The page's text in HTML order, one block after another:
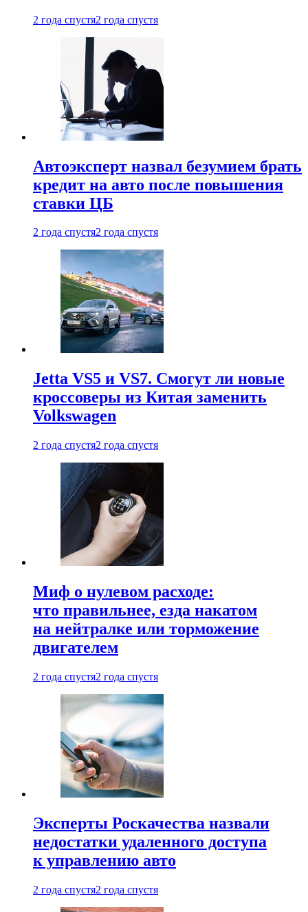
2 года спустя2 года спустя
Автоэксперт назвал безумием брать
кредит на авто после повышения
ставки ЦБ
2 года спустя2 года спустя
Jetta VS5 и VS7. Смогут ли новые
кроссоверы из Китая заменить
Volkswagen
2 года спустя2 года спустя
Миф о нулевом расходе:
что правильнее, езда накатом
на нейтралке или торможение
двигателем
2 года спустя2 года спустя
Эксперты Роскачества назвали
недостатки удаленного доступа
к управлению авто
2 года спустя2 года спустя